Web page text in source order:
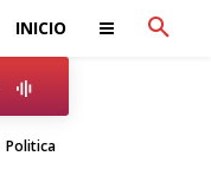
INICIO
Politica